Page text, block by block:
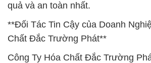
quả và an toàn nhất.
**Đối Tác Tin Cậy của Doanh
Chất Đắc Trường Phát**
Công Ty Hóa Chất Đắc Trường